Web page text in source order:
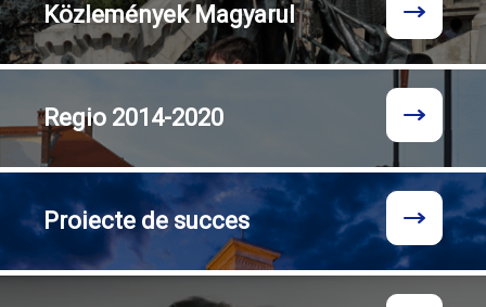
KözleményekMagyarul
Regio 2014-2020
Proiecte de succes